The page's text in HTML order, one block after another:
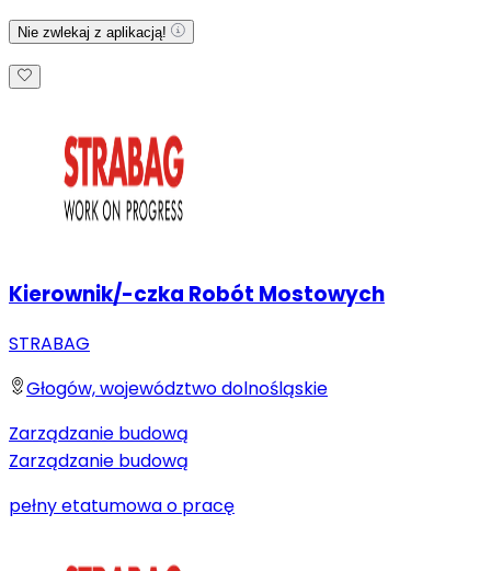
Nie zwlekaj z aplikacją!
Kierownik/-czka Robót Mostowych
STRABAG
Głogów, województwo dolnośląskie
Zarządzanie budową
Zarządzanie budową
pełny etatumowa o pracę